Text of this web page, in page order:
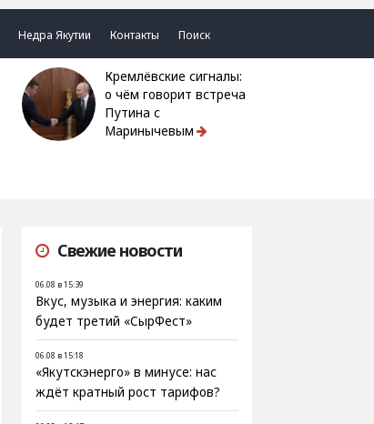
Недра Якутии Контакты Поиск
Кремлёвские сигналы:
о чём говорит встреча
Путина с
Маринычевым
Свежие новости
06.08 в 15:39
Вкус, музыка и энергия: каким
будет третий «СырФест»
06.08 в 15:18
«Якутскэнерго» в минусе: нас
ждёт кратный рост тарифов?